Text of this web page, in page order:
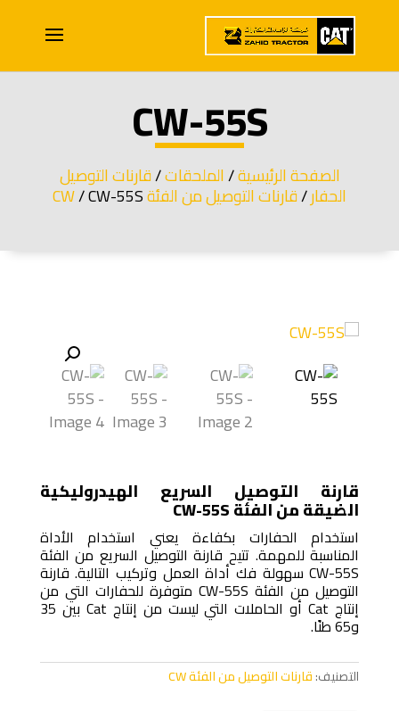
CW-55S
الصفحة الرئيسية/الملحقات/قارنات التوصيل
الحفار/قارنات التوصيل من الفئة CW/ CW-55S
قارنة التوصيل السريع الهيدروليكية
الضيقة من الفئة CW-55S
استخدام الحفارات بكفاءة يعني استخدام الأداة
المناسبة للمهمة. تتيح قارنة التوصيل السريع من الفئة
CW-55S سهولة فك أداة العمل وتركيب التالية. قارنة
التوصيل من الفئة CW-55S متوفرة للحفارات التي من
إنتاج Cat أو الحاملات التي ليست من إنتاج Cat بين 35
و65 طنًا.
التصنيف:قارنات التوصيل من الفئة CW